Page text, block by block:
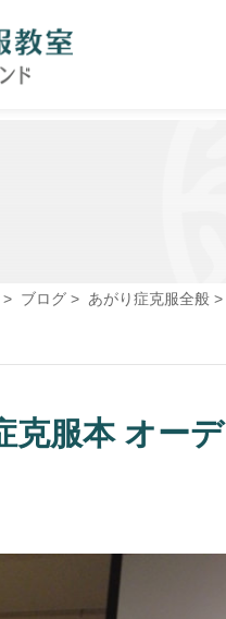
> ブログ > あがり症克服全般 >
克服本 オー